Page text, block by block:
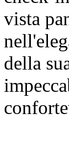
vista
della